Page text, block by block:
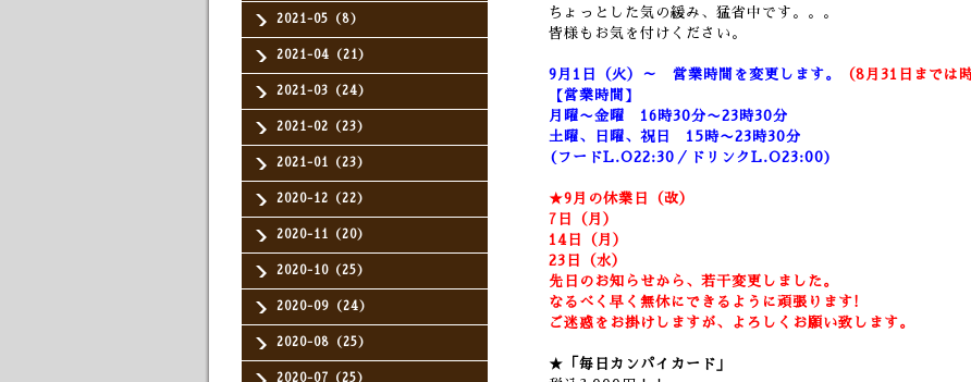
2021-05（8）
2021-04（21）
2021-03（24）
2021-02（23）
2021-01（23）
2020-12（22）
2020-11（20）
2020-10（25）
2020-09（24）
2020-08（25）
2020-07（25）
ちょっとした気の緩み、猛省中です。。。
皆様もお気を付けください。
9月1日（火）～ 営業時間を変更します。
（8月31日までは
【営業時間】
月曜〜金曜 16時30分〜23時30分
土曜、日曜、祝日 15時〜23時30分
(フードL.O22:30／ドリンクL.O23:00)
★9月の休業日（改）
7日（月）
14日（月）
23日（水）
先日のお知らせから、若干変更しました。
なるべく早く無休にできるように頑張ります!
ご迷惑をお掛けしますが、よろしくお願い致します。
★「毎日カンパイカード」